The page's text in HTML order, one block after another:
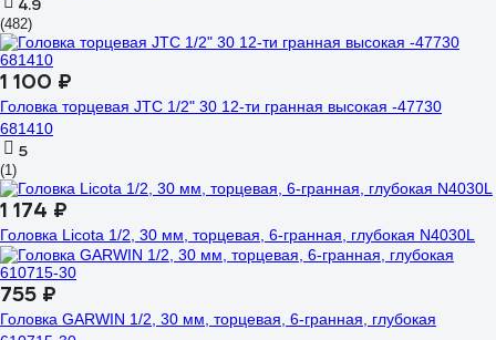
4.9
(482)
1 100 ₽
Головка торцевая JTC 1/2" 30 12-ти гранная высокая -47730
681410
5
(1)
1 174 ₽
Головка Licota 1/2, 30 мм, торцевая, 6-гранная, глубокая N4030L
755 ₽
Головка GARWIN 1/2, 30 мм, торцевая, 6-гранная, глубокая